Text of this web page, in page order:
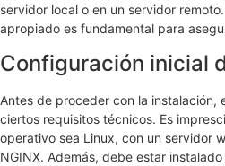
servidor local o en un servidor
apropiado es fundamental para
Configuración inicial
Antes de proceder con la instalación,
ciertos requisitos técnicos. Es
operativo sea Linux, con un servidor
NGINX. Además, debe estar